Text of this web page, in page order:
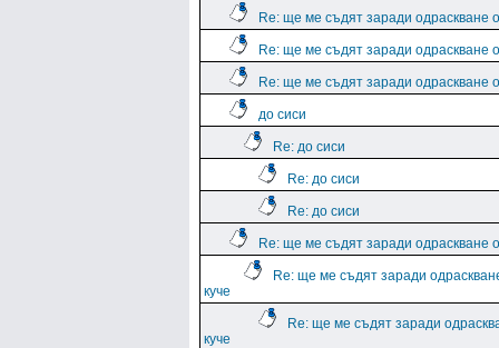
Re: ще ме съдят заради одраскване
Re: ще ме съдят заради одраскване
Re: ще ме съдят заради одраскване
до сиси
Re: до сиси
Re: до сиси
Re: до сиси
Re: ще ме съдят заради одраскване
Re: ще ме съдят заради
куче
Re: ще ме съдят заради
куче